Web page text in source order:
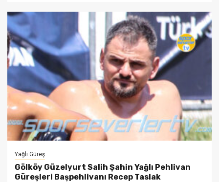
Yağlı Güreş
Gölköy Güzelyurt Salih Şahin Yağlı Pehlivan
Güreşleri Başpehlivanı Recep Taslak